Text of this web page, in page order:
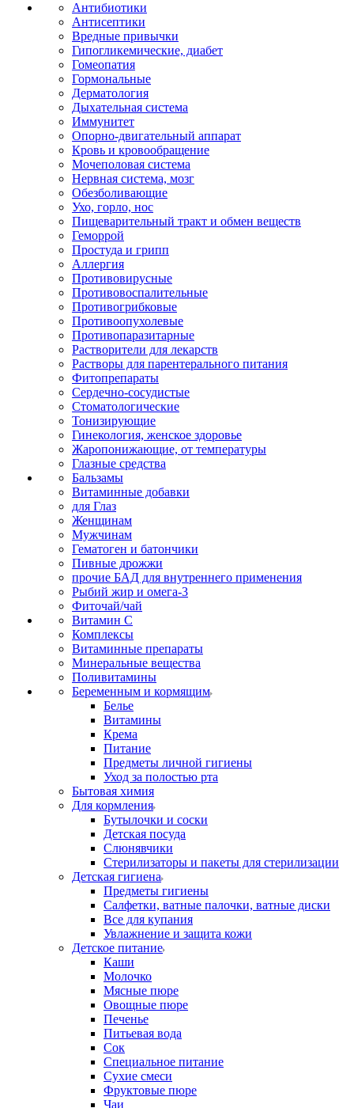
Антибиотики
Антисептики
Вредные привычки
Гипогликемические, диабет
Гомеопатия
Гормональные
Дерматология
Дыхательная система
Иммунитет
Опорно-двигательный аппарат
Кровь и кровообращение
Мочеполовая система
Нервная система, мозг
Обезболивающие
Ухо, горло, нос
Пищеварительный тракт и обмен веществ
Геморрой
Простуда и грипп
Аллергия
Противовирусные
Противовоспалительные
Противогрибковые
Противоопухолевые
Противопаразитарные
Растворители для лекарств
Растворы для парентерального питания
Фитопрепараты
Сердечно-сосудистые
Стоматологические
Тонизирующие
Гинекология, женское здоровье
Жаропонижающие, от температуры
Глазные средства
Бальзамы
Витаминные добавки
для Глаз
Женщинам
Мужчинам
Гематоген и батончики
Пивные дрожжи
прочие БАД для внутреннего применения
Рыбий жир и омега-3
Фиточай/чай
Витамин С
Комплексы
Витаминные препараты
Минеральные вещества
Поливитамины
Беременным и кормящим
Белье
Витамины
Крема
Питание
Предметы личной гигиены
Уход за полостью рта
Бытовая химия
Для кормления
Бутылочки и соски
Детская посуда
Слюнявчики
Стерилизаторы и пакеты для стерилизации
Детская гигиена
Предметы гигиены
Салфетки, ватные палочки, ватные диски
Все для купания
Увлажнение и защита кожи
Детское питание
Каши
Молочко
Мясные пюре
Овощные пюре
Печенье
Питьевая вода
Сок
Специальное питание
Сухие смеси
Фруктовые пюре
Чаи